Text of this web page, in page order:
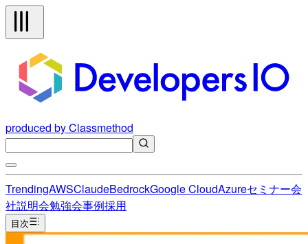
produced by Classmethod
TrendingAWSClaudeBedrockGoogle CloudAzureセミナー会
社説明会勉強会事例採用
目次